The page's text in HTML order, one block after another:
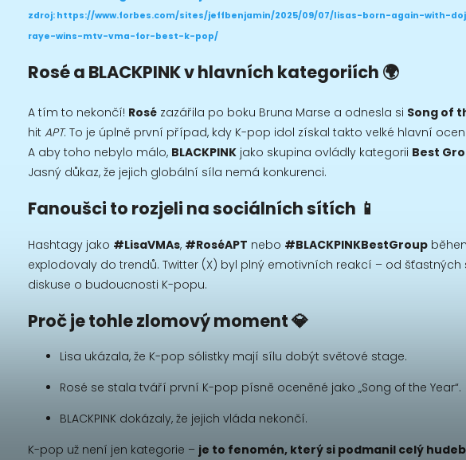
zdroj: https://www.forbes.com/sites/jeffbenjamin/2025/09/07/lisas-born-again-with-
raye-wins-mtv-vma-for-best-k-pop/
Rosé a BLACKPINK v hlavních kategoriích 🌍
A tím to nekončí! Rosé zazářila po boku Bruna Marse a odnesla si Song of
hit APT. To je úplně první případ, kdy K-pop idol získal takto velké hlavní
A aby toho nebylo málo, BLACKPINK jako skupina ovládly kategorii Best
Jasný důkaz, že jejich globální síla nemá konkurenci.
Fanoušci to rozjeli na sociálních sítích 📱
Hashtagy jako #LisaVMAs, #RoséAPT nebo #BLACKPINKBestGroup
explodovaly do trendů. Twitter (X) byl plný emotivních reakcí – od šťastných
diskuse o budoucnosti K-popu.
Proč je tohle zlomový moment 💎
Lisa ukázala, že K-pop sólistky mají sílu dobýt světové stage.
Rosé se stala tváří první K-pop písně oceněné jako „Song of the Year“.
BLACKPINK dokázaly, že jejich vláda nekončí.
K-pop už není jen kategorie – je to fenomén, který si podmanil celý